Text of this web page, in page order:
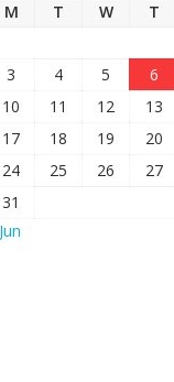
M T W T
3
4 5 6
10
11 12 13
17
18 19 20
24
25 26 27
31